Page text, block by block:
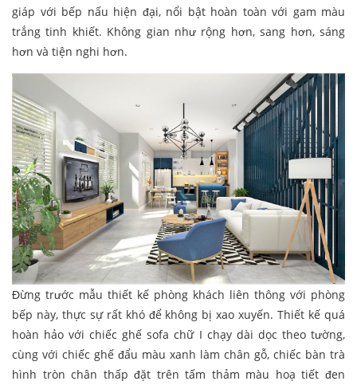
giáp với bếp nấu hiện đại, nổi bật hoàn toàn với gam màu
trắng tinh khiết. Không gian như rộng hơn, sang hơn, sáng
hơn và tiện nghi hơn.
Đừng trước mẫu thiết kế phòng khách liên thông với phòng
bếp này, thực sự rất khó để không bị xao xuyến. Thiết kế quá
hoàn hảo với chiếc ghế sofa chữ I chạy dài dọc theo tường,
cùng với chiếc ghế đẩu màu xanh làm chân gỗ, chiếc bàn trà
hình tròn chân thấp đặt trên tấm thảm màu hoạ tiết đen